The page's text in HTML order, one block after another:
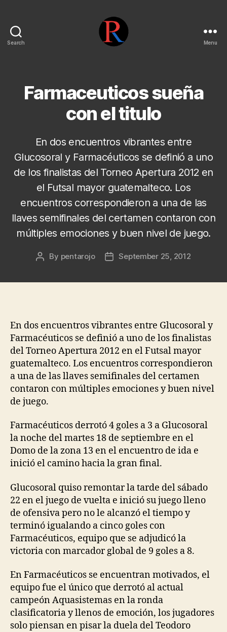
Search Menu
Farmaceuticos sueña
con el titulo
En dos encuentros vibrantes entre
Glucosoral y Farmacéuticos se definió a uno
de los finalistas del Torneo Apertura 2012 en
el Futsal mayor guatemalteco. Los
encuentros correspondieron a una de las
llaves semifinales del certamen contaron con
múltiples emociones y buen nivel de juego.
Post
By pentarojo
PostSeptember 25, 2012
En dos encuentros vibrantes entre Glucosoral y
Farmacéuticos se definió a uno de los finalistas
del Torneo Apertura 2012 en el Futsal mayor
guatemalteco. Los encuentros correspondieron
a una de las llaves semifinales del certamen
contaron con múltiples emociones y buen nivel
de juego.
Farmacéuticos derrotó 4 goles a 3 a Glucosoral
la noche del martes 18 de septiembre en el
Domo de la zona 13 en el encuentro de ida e
inició el camino hacia la gran final.
Glucosoral quiso remontar la tarde del sábado
22 en el juego de vuelta e inició su juego lleno
de ofensiva pero no le alcanzó el tiempo y
terminó igualando a cinco goles con
Farmacéuticos, equipo que se adjudicó la
victoria con marcador global de 9 goles a 8.
En Farmacéuticos se encuentran motivados, el
equipo fue el único que derrotó al actual
campeón Aquasistemas en la ronda
clasificatoria y llenos de emoción, los jugadores
solo piensan en pisar la duela del Teodoro